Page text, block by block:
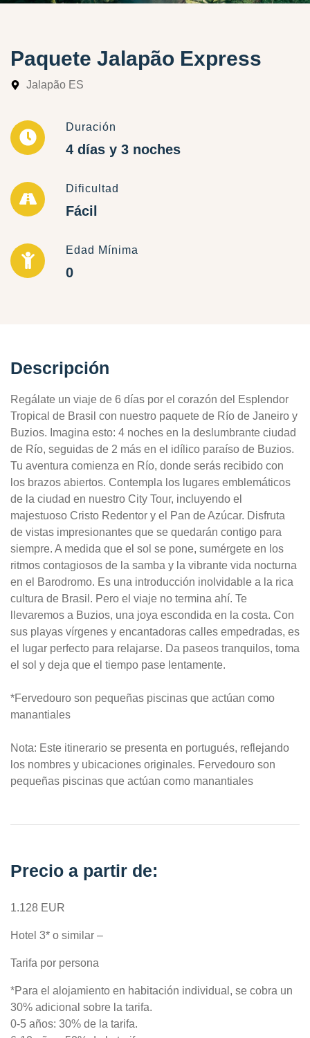
Paquete Jalapão Express
Jalapão ES
Duración
4 días y 3 noches
Dificultad
Fácil
Edad Mínima
0
Descripción
Regálate un viaje de 6 días por el corazón del Esplendor
Tropical de Brasil con nuestro paquete de Río de Janeiro y
Buzios. Imagina esto: 4 noches en la deslumbrante ciudad
de Río, seguidas de 2 más en el idílico paraíso de Buzios.
Tu aventura comienza en Río, donde serás recibido con
los brazos abiertos. Contempla los lugares emblemáticos
de la ciudad en nuestro City Tour, incluyendo el
majestuoso Cristo Redentor y el Pan de Azúcar. Disfruta
de vistas impresionantes que se quedarán contigo para
siempre. A medida que el sol se pone, sumérgete en los
ritmos contagiosos de la samba y la vibrante vida nocturna
en el Barodromo. Es una introducción inolvidable a la rica
cultura de Brasil. Pero el viaje no termina ahí. Te
llevaremos a Buzios, una joya escondida en la costa. Con
sus playas vírgenes y encantadoras calles empedradas, es
el lugar perfecto para relajarse. Da paseos tranquilos, toma
el sol y deja que el tiempo pase lentamente.
*Fervedouro son pequeñas piscinas que actúan como
manantiales
Nota: Este itinerario se presenta en portugués, reflejando
los nombres y ubicaciones originales. Fervedouro son
pequeñas piscinas que actúan como manantiales
Precio a partir de:
1.128 EUR
Hotel 3* o similar –
Tarifa por persona
*Para el alojamiento en habitación individual, se cobra un
30% adicional sobre la tarifa.
0-5 años: 30% de la tarifa.